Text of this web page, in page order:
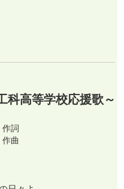
科高等学校応援歌～
詞
曲